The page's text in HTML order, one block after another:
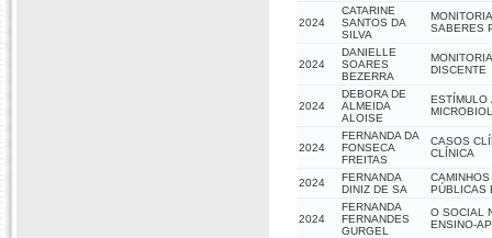
2024
CATARINE
SANTOS DA
SILVA
SABERES
2024
DANIELLE
SOARES
BEZERRA
DISCENTE
2024
DEBORA DE
ALMEIDA
ALOISE
ESTÍMULO
2024
FERNANDA DA
FONSECA
FREITAS
CASOS
CLÍNICA
2024
FERNANDA
DINIZ DE SA
PÚBLICAS
2024
FERNANDA
FERNANDES
GURGEL
O SOCIAL
ENSINO-